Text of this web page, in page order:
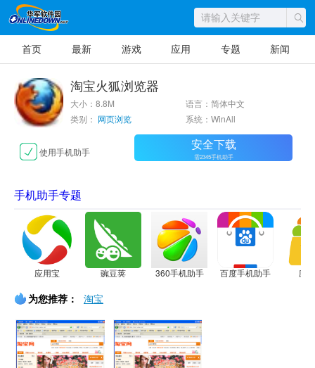
首页 最新 游戏 应用 专题 新闻
淘宝火狐浏览器
大小：8.8M
语言：简体中文
类别： 网页浏览 系统：WinAll
使用手机助手 安全下载
需2345手机助手
手机助手专题
应用宝 豌豆荚 360手机助手 百度手机助手 应
为您推荐： 淘宝